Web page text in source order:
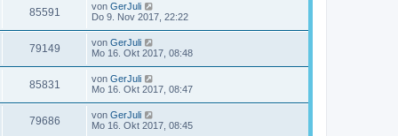
85591 von GerJuli
Do 9. Nov 2017, 22:22
79149 von GerJuli
Mo 16. Okt 2017, 08:48
85831 von GerJuli
Mo 16. Okt 2017, 08:47
79686 von GerJuli
Mo 16. Okt 2017, 08:45